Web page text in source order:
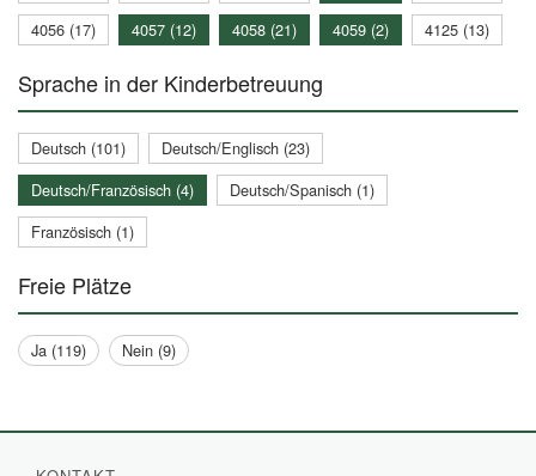
4056 (17)
4057 (12) 4058 (21) 4059 (2) 4125 (13)
Sprache in der Kinderbetreuung
Deutsch (101)
Deutsch/Englisch (23)
Deutsch/Französisch (4)
Deutsch/Spanisch (1)
Französisch (1)
Freie Plätze
Ja (119) Nein (9)